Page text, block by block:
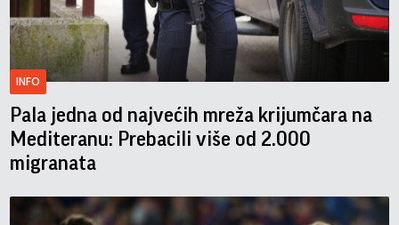
INFO
Pala jedna od najvećih mreža krijumčara na
Mediteranu: Prebacili više od 2.000
migranata